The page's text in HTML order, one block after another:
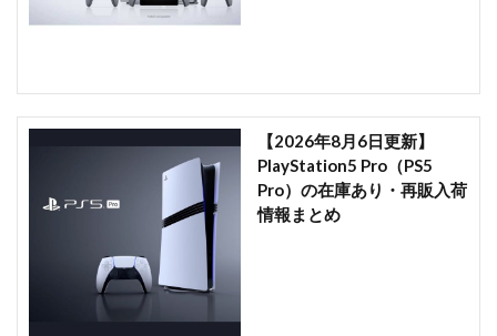
【2026年8月6日更新】
PlayStation5 Pro（PS5
Pro）の在庫あり・再販入荷
情報まとめ